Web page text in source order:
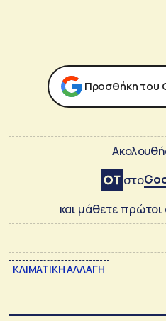
Προσθήκη του
στο
και μάθετε πρώτοι
ΚΛΙΜΑΤΙΚΗ ΑΛΛΑΓΗ